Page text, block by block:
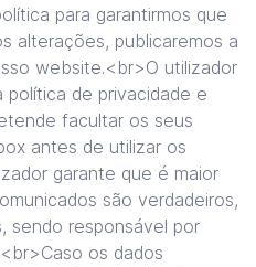
para garantirmos que
alterações, publicaremos a
website.<br>O utilizador
de privacidade e
facultar os seus
antes de utilizar os
garante que é maior
são verdadeiros,
sendo responsável por
os dados